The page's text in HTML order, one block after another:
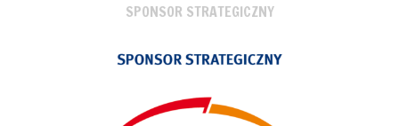
SPONSOR STRATEGICZNY